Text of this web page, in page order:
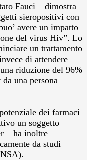
Fauci – dimostra
sieropositivi con
avere un impatto
del virus Hiv”. Lo
un trattamento
di attendere
riduzione del 96%
una persona
dei farmaci
un soggetto
– ha inoltre
da studi